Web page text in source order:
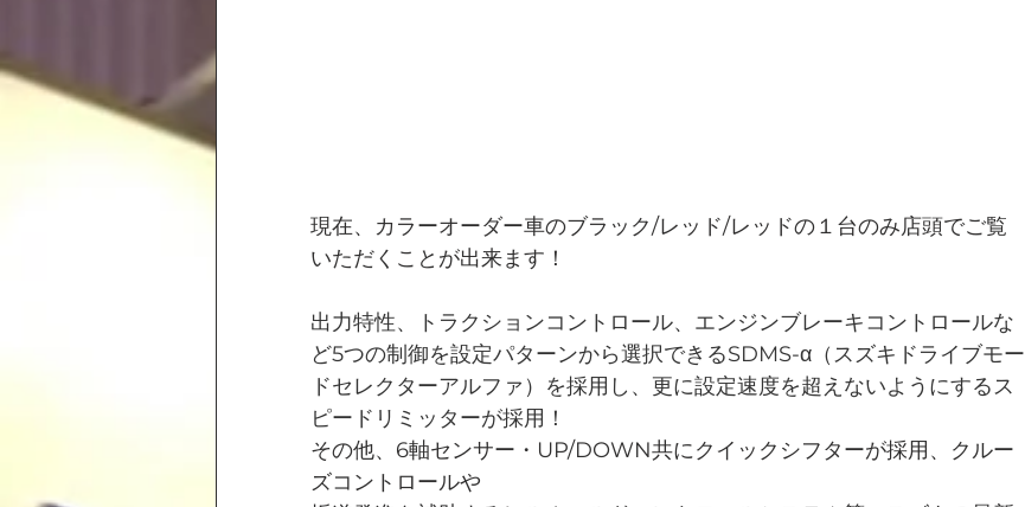
現在、カラーオーダー車のブラック/レッド/レッドの１台のみ店頭でご覧
いただくことが出来ます！
出力特性、トラクションコントロール、エンジンブレーキコントロールな
ど5つの制御を設定パターンから選択できるSDMS-α（スズキドライブモー
ドセレクターアルファ）を採用し、更に設定速度を超えないようにするス
ピードリミッターが採用！
その他、6軸センサー・UP/DOWN共にクイックシフターが採用、クルー
ズコントロールや